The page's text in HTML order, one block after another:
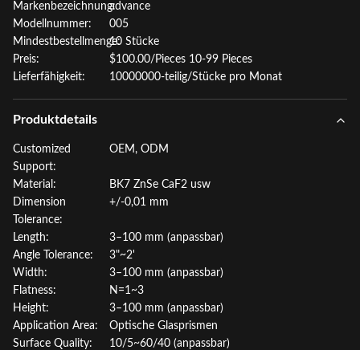
Markenbezeichnung:advance
Modellnummer:
005
Mindestbestellmenge:10 Stücke
Preis:
$100.00/Pieces 10-99 Pieces
Lieferfähigkeit:
10000000-teilig/Stücke pro Monat
Produktdetails
Customized
Support:
OEM, ODM
Material:
BK7 ZnSe CaF2 usw
Dimension
Tolerance:
+/-0,01 mm
Length:
3–100 mm (anpassbar)
Angle Tolerance:
3"~2'
Width:
3–100 mm (anpassbar)
Flatness:
N=1~3
Height:
3–100 mm (anpassbar)
Application Area:
Optische Glasprismen
Surface Quality:
10/5~60/40 (anpassbar)